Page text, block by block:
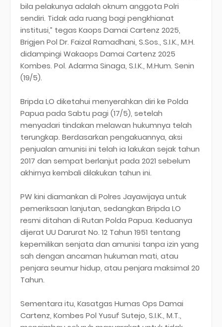
bila pelakunya adalah oknum anggota Polri
sendiri. Tidak ada ruang bagi pengkhianat
institusi,” tegas Kaops Damai Cartenz 2025,
Brigjen Pol Dr. Faizal Ramadhani, S.Sos., S.I.K., M.H.
didampingi Wakaops Damai Cartenz 2025
Kombes. Pol. Adarma Sinaga, S.I.K., M.Hum. Senin
(19/5).
Bripda LO diketahui menyerahkan diri ke Polda
Papua pada Sabtu pagi (17/5), setelah
menyadari tindakan melawan hukumnya telah
terungkap. Berdasarkan pengakuannya, aksi
penjualan amunisi ini telah ia lakukan sejak tahun
2017 dan sempat berlanjut pada 2021 sebelum
akhirnya kembali dilakukan tahun ini.
PW kini diamankan di Polres Jayawijaya untuk
pemeriksaan lanjutan, sedangkan Bripda LO
resmi ditahan di Rutan Polda Papua. Keduanya
dijerat UU Darurat No. 12 Tahun 1951 tentang
kepemilikan senjata dan amunisi tanpa izin yang
sah dengan ancaman hukuman mati, atau
penjara seumur hidup, atau penjara maksimal 20
Tahun.
Sementara itu, Kasatgas Humas Ops Damai
Cartenz, Kombes Pol Yusuf Sutejo, S.I.K., M.T.,